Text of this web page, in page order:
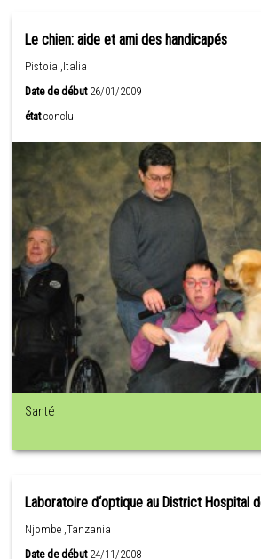
Le chien: aide et ami des handicapés
Pistoia ,Italia
Date de début26/01/2009
état conclu
Santé
Laboratoire d‘optique au District Hospital
Njombe ,Tanzania
Date de début24/11/2008